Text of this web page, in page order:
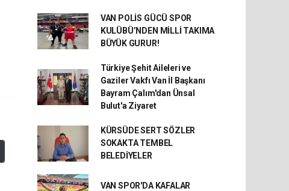
VAN POLİS GÜCÜ SPOR
KULÜBÜ’NDEN MİLLİ TAKIMA
BÜYÜK GURUR!
Türkiye Şehit Aileleri ve
Gaziler Vakfı Van İl Başkanı
Bayram Çalım'dan Ünsal
Bulut'a Ziyaret
KÜRSÜDE SERT SÖZLER
SOKAKTA TEMBEL
BELEDİYELER
VAN SPOR'DA KAFALAR